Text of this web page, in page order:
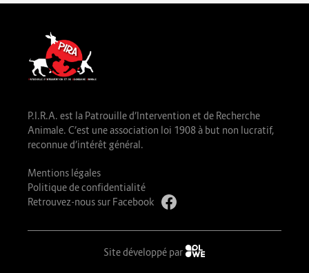
P.I.R.A. est la Patrouille d’Intervention et de Recherche
Animale. C’est une association loi 1908 à but non lucratif,
reconnue d’intérêt général.
Mentions légales
Politique de confidentialité
Retrouvez-nous sur Facebook
Site développé par